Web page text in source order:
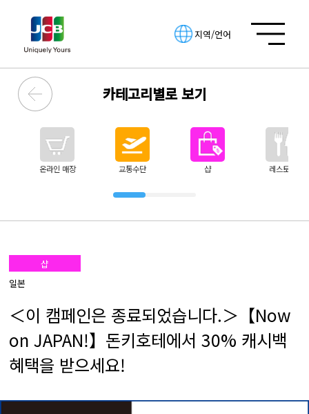
지역/언어
카테고리별로 보기
온라인 매장 교통수단 샵 레스토랑
샵
일본
＜이 캠페인은 종료되었습니다.＞【Now
on JAPAN!】돈키호테에서 30% 캐시백
혜택을 받으세요!